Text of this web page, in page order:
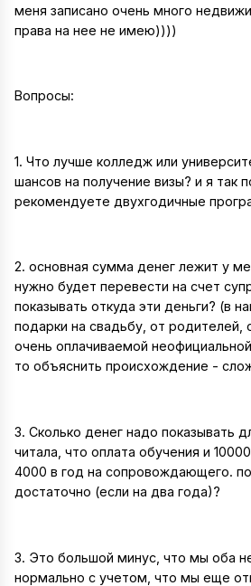
меня записано очень много
права на нее не имею))))
Вопросы:
1. Что лучше колледж или
шансов на получение визы? и я так
рекомендуете двухгодичные
2. основная сумма денег лежит у
нужно будет перевести на счет
показывать откуда эти деньги? (в
подарки на свадьбу, от родителей,
очень оплачиваемой
то объяснить происхождение -
3. Сколько денег надо показывать
читала, что оплата обучения и
4000 в год на сопровождающего.
достаточно (если на два года)?
3. Это большой минус, что мы оба
нормально с учетом, что мы еще